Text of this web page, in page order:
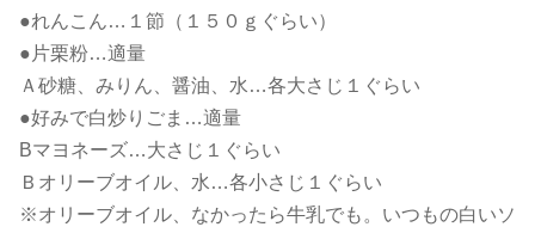
●れんこん…１節（１５０ｇぐらい）
●片栗粉…適量
Ａ砂糖、みりん、醤油、水…各大さじ１ぐらい
●好みで白炒りごま…適量
Bマヨネーズ…大さじ１ぐらい
Ｂオリーブオイル、水…各小さじ１ぐらい
※オリーブオイル、なかったら牛乳でも。いつもの白いソ